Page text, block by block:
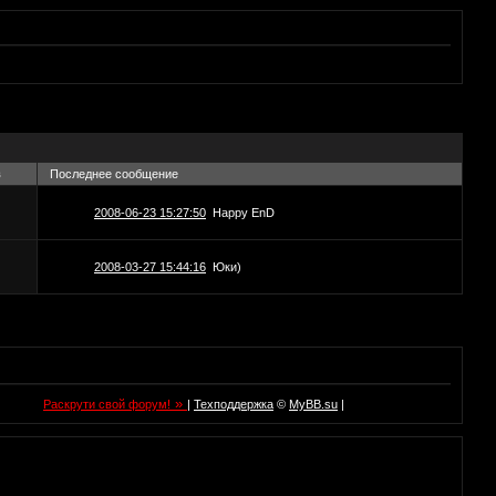
Последнее сообщение
2008-06-23 15:27:50 Happy EnD
2008-03-27 15:44:16 Юки)
Раскрути свой форум! » Техподдержка © MyBB.su